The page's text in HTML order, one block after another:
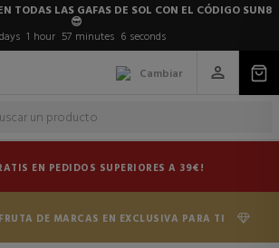
TODAS LAS GAFAS DE SOL CON EL CÓDIGO SUN8
😎
days 1 hour 57 minutes 4 seconds
Cambiar
EN PEDIDOS SUPERIORES A 39€!
DE MARCAS EN EXCLUSIVA PARA TI